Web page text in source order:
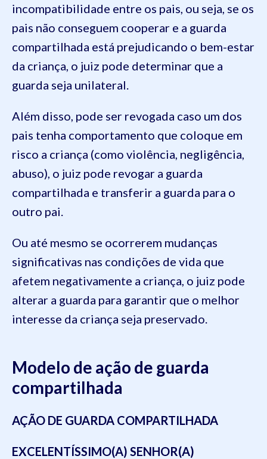
incompatibilidade entre os pais, ou seja, se os
pais não conseguem cooperar e a guarda
compartilhada está prejudicando o bem-estar
da criança, o juiz pode determinar que a
guarda seja unilateral.
Além disso, pode ser revogada caso um dos
pais tenha comportamento que coloque em
risco a criança (como violência, negligência,
abuso), o juiz pode revogar a guarda
compartilhada e transferir a guarda para o
outro pai.
Ou até mesmo se ocorrerem mudanças
significativas nas condições de vida que
afetem negativamente a criança, o juiz pode
alterar a guarda para garantir que o melhor
interesse da criança seja preservado.
Modelo de ação de guarda
compartilhada
AÇÃO DE GUARDA COMPARTILHADA
EXCELENTÍSSIMO(A) SENHOR(A)